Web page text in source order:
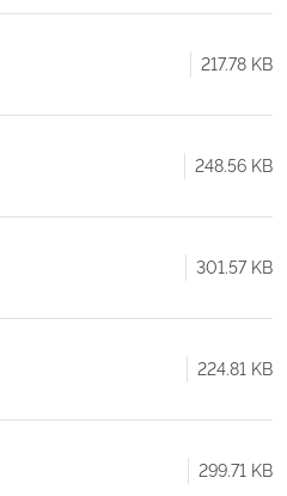
217.78 KB
248.56 KB
301.57 KB
224.81 KB
299.71 KB